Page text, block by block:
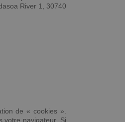
River 1, 30740
de « cookies ».
votre navigateur. Si